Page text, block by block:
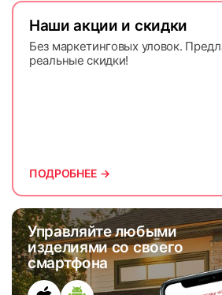
Управляйте любыми
изделиями со своего
смартфона
Наши акции и скидки
Без маркетинговых уловок.
реальные скидки!
ПОДРОБНЕЕ →